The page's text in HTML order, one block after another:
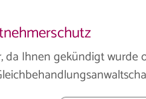
da Ihnen gekündigt